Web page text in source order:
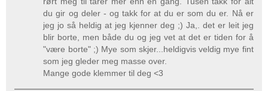
du gir og deler - og takk for at du er som du er. Nå er
jeg jo så heldig at jeg kjenner deg ;) Ja,. det er leit jeg
blir borte, men både du og jeg vet at det er tiden for å
"være borte" ;) Mye som skjer...heldigvis veldig mye fint
som jeg gleder meg masse over.
Mange gode klemmer til deg <3